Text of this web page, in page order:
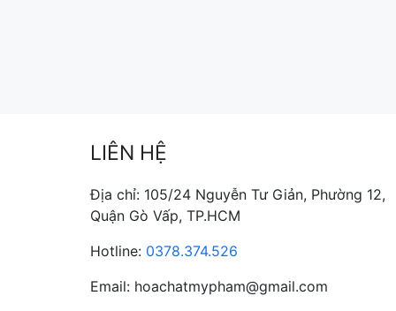
LIÊN HỆ
Địa chỉ: 105/24 Nguyễn Tư Giản, Phường 12,
Quận Gò Vấp, TP.HCM
Hotline: 0378.374.526
Email: hoachatmypham@gmail.com